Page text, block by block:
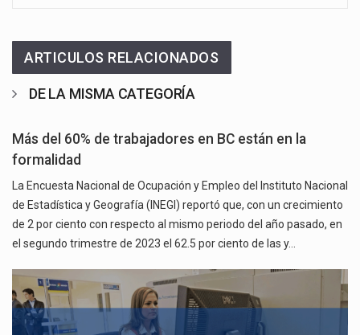
ARTICULOS RELACIONADOS
DE LA MISMA CATEGORÍA
Más del 60% de trabajadores en BC están en la
formalidad
La Encuesta Nacional de Ocupación y Empleo del Instituto Nacional
de Estadística y Geografía (INEGI) reportó que, con un crecimiento
de 2 por ciento con respecto al mismo periodo del año pasado, en
el segundo trimestre de 2023 el 62.5 por ciento de las y…